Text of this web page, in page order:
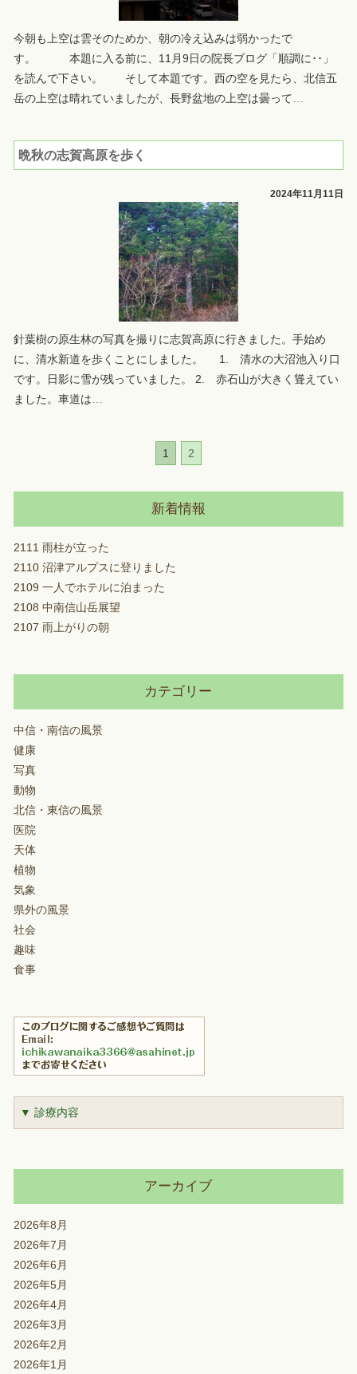
今朝も上空は雲そのためか、朝の冷え込みは弱かったで
す。 本題に入る前に、11月9日の院長ブログ「順調に･･」
を読んで下さい。 そして本題です。西の空を見たら、北信五
岳の上空は晴れていましたが、長野盆地の上空は曇って…
晩秋の志賀高原を歩く
2024年11月11日
針葉樹の原生林の写真を撮りに志賀高原に行きました。手始め
に、清水新道を歩くことにしました。 1. 清水の大沼池入り口
です。日影に雪が残っていました。 2. 赤石山が大きく聳えてい
ました。車道は…
1 2
新着情報
2111 雨柱が立った
2110 沼津アルプスに登りました
2109 一人でホテルに泊まった
2108 中南信山岳展望
2107 雨上がりの朝
カテゴリー
中信・南信の風景
健康
写真
動物
北信・東信の風景
医院
天体
植物
気象
県外の風景
社会
趣味
食事
▼ 診療内容
アーカイブ
2026年8月
2026年7月
2026年6月
2026年5月
2026年4月
2026年3月
2026年2月
2026年1月